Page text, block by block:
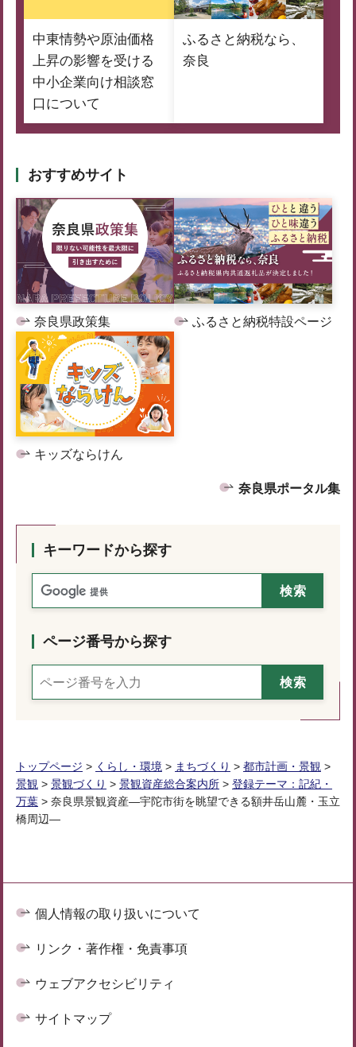
中東情勢や原油価格
上昇の影響を受ける
中小企業向け相談窓
口について
ふるさと納税なら、
奈良
おすすめサイト
奈良県政策集 ふるさと納税特設ページ
キッズならけん
奈良県ポータル集
キーワードから探す
ページ番号から探す
トップページ > くらし・環境 > まちづくり > 都市計画・景観 >
景観 > 景観づくり > 景観資産総合案内所 > 登録テーマ：記紀・
万葉 > 奈良県景観資産―宇陀市街を眺望できる額井岳山麓・玉立
橋周辺―
個人情報の取り扱いについて
リンク・著作権・免責事項
ウェブアクセシビリティ
サイトマップ